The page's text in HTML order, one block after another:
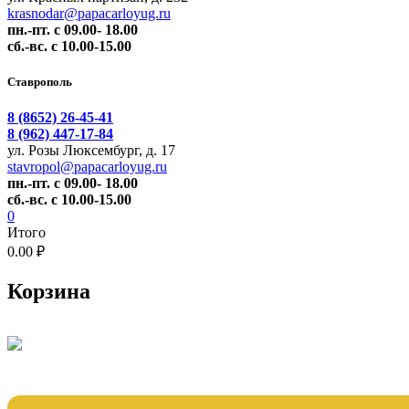
krasnodar@papacarloyug.ru
пн.-пт. с 09.00- 18.00
сб.-вс. с 10.00-15.00
Ставрополь
8 (8652) 26-45-41
8 (962) 447-17-84
ул. Розы Люксембург, д. 17
stavropol@papacarloyug.ru
пн.-пт. с 09.00- 18.00
сб.-вс. с 10.00-15.00
0
Итого
0.00 ₽
Корзина